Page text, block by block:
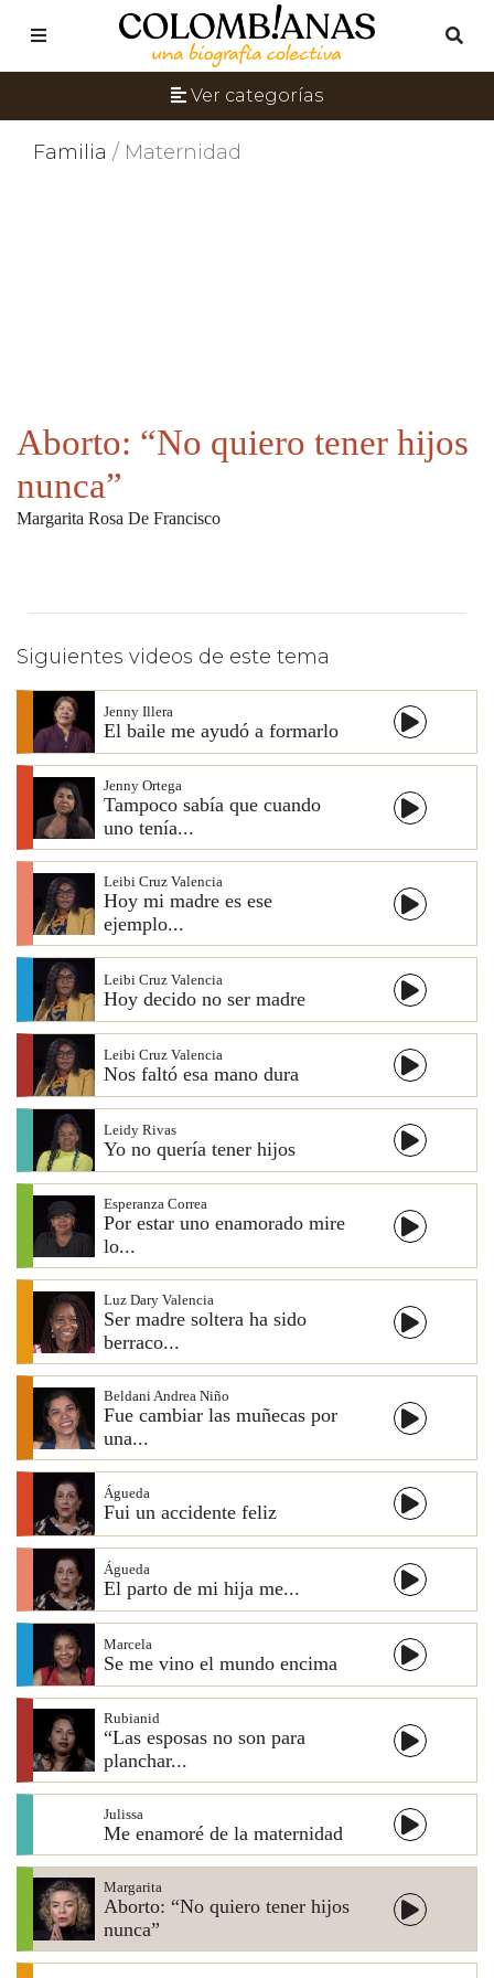
Ver categorías
Familia / Maternidad
Aborto: “No quiero tener hijos
nunca”
Margarita Rosa De Francisco
Siguientes videos de este tema
Jenny Illera
El baile me ayudó a formarlo
Jenny Ortega
Tampoco sabía que cuando
uno tenía...
Leibi Cruz Valencia
Hoy mi madre es ese
ejemplo...
Leibi Cruz Valencia
Hoy decido no ser madre
Leibi Cruz Valencia
Nos faltó esa mano dura
Leidy Rivas
Yo no quería tener hijos
Esperanza Correa
Por estar uno enamorado mire
lo...
Luz Dary Valencia
Ser madre soltera ha sido
berraco...
Beldani Andrea Niño
Fue cambiar las muñecas por
una...
Águeda
Fui un accidente feliz
Águeda
El parto de mi hija me...
Marcela
Se me vino el mundo encima
Rubianid
“Las esposas no son para
planchar...
Julissa
Me enamoré de la maternidad
Margarita
Aborto: “No quiero tener hijos
nunca”